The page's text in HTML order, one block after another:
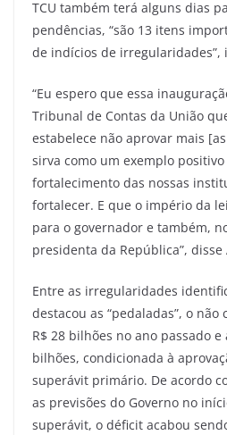
TCU também terá alguns dias
pendências, “são 13 itens
de indícios de irregularidades”,
“Eu espero que essa
Tribunal de Contas da União
estabelece não aprovar mais
sirva como um exemplo
fortalecimento das nossas
fortalecer. E que o império da
para o governador e também,
presidenta da República”,
Entre as irregularidades
destacou as “pedaladas”, o
R$ 28 bilhões no ano passado
bilhões, condicionada à
superávit primário. De acordo
as previsões do Governo no
superávit, o déficit acabou